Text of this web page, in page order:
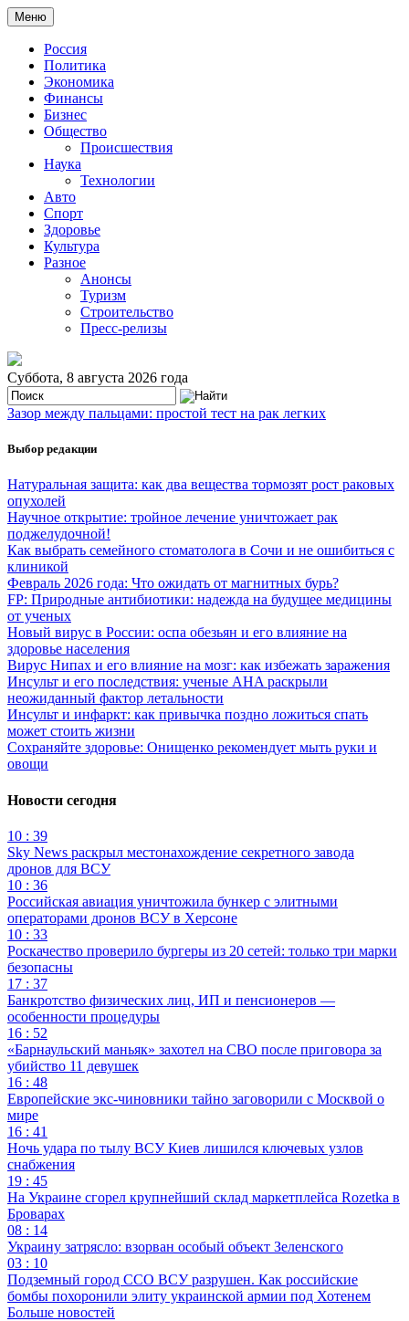
Меню
Россия
Политика
Экономика
Финансы
Бизнес
Общество
Происшествия
Наука
Технологии
Авто
Спорт
Здоровье
Культура
Разное
Анонсы
Туризм
Строительство
Пресс-релизы
Суббота, 8 августа 2026 года
Зазор между пальцами: простой тест на рак легких
Выбор редакции
Натуральная защита: как два вещества тормозят рост раковых
опухолей
Научное открытие: тройное лечение уничтожает рак
поджелудочной!
Как выбрать семейного стоматолога в Сочи и не ошибиться с
клиникой
Февраль 2026 года: Что ожидать от магнитных бурь?
FP: Природные антибиотики: надежда на будущее медицины
от ученых
Новый вирус в России: оспа обезьян и его влияние на
здоровье населения
Вирус Нипах и его влияние на мозг: как избежать заражения
Инсульт и его последствия: ученые AHA раскрыли
неожиданный фактор летальности
Инсульт и инфаркт: как привычка поздно ложиться спать
может стоить жизни
Сохраняйте здоровье: Онищенко рекомендует мыть руки и
овощи
Новости сегодня
10 : 39
Sky News раскрыл местонахождение секретного завода
дронов для ВСУ
10 : 36
Российская авиация уничтожила бункер с элитными
операторами дронов ВСУ в Херсоне
10 : 33
Роскачество проверило бургеры из 20 сетей: только три марки
безопасны
17 : 37
Банкротство физических лиц, ИП и пенсионеров —
особенности процедуры
16 : 52
«Барнаульский маньяк» захотел на СВО после приговора за
убийство 11 девушек
16 : 48
Европейские экс-чиновники тайно заговорили с Москвой о
мире
16 : 41
Ночь удара по тылу ВСУ Киев лишился ключевых узлов
снабжения
19 : 45
На Украине сгорел крупнейший склад маркетплейса Rozetka в
Броварах
08 : 14
Украину затрясло: взорван особый объект Зеленского
03 : 10
Подземный город ССО ВСУ разрушен. Как российские
бомбы похоронили элиту украинской армии под Хотенем
Больше новостей